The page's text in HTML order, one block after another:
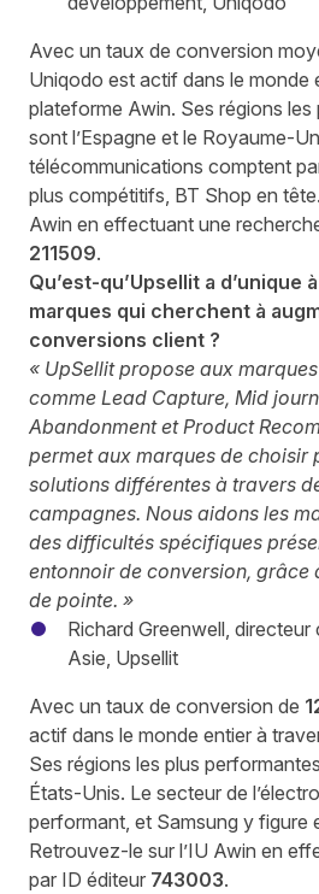
Avec un taux de conversion
Uniqodo est actif dans le monde
plateforme Awin. Ses régions les
sont l’Espagne et le Royaume-
télécommunications comptent
plus compétitifs, BT Shop en
Awin en effectuant une
211509.
Qu’est-qu’Upsellit a d’unique
marques qui cherchent à
conversions client ?
« UpSellit propose aux
comme Lead Capture, Mid
Abandonment et Product
permet aux marques de choisir
solutions différentes à travers
campagnes. Nous aidons les
des difficultés spécifiques
entonnoir de conversion, grâce
de pointe. »
Richard Greenwell,
Asie, Upsellit
Avec un taux de conversion de
actif dans le monde entier à
Ses régions les plus
États-Unis. Le secteur de
performant, et Samsung y figure
Retrouvez-le sur l’IU Awin en
par ID éditeur 743003.